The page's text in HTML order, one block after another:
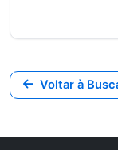
Voltar à